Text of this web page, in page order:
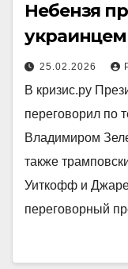
Небензя
украинцем
25.02.2026
В кризис.ру
переговорил по
Владимиром
также
Уиткофф и
переговорный